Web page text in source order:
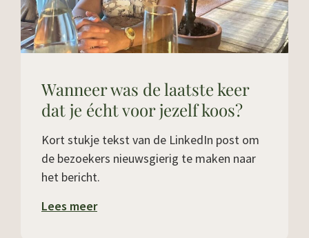
Wanneer was de laatste keer
dat je écht voor jezelf koos?
Kort stukje tekst van de LinkedIn post om
de bezoekers nieuwsgierig te maken naar
het bericht.
Lees meer